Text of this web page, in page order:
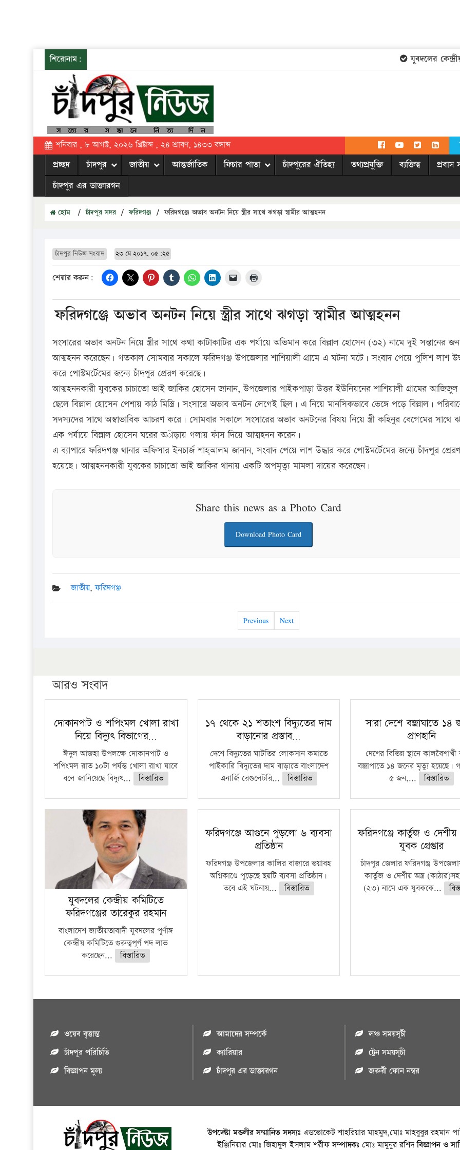
শিরোনাম: যুবদলের কেন্দ্রীয়
শনিবার , ৮ আগস্ট, ২০২৬ খ্রিষ্টাব্দ , ২৪ শ্রাবণ, ১৪৩৩ বঙ্গাব্দ
প্রচ্ছদ চাঁদপুর জাতীয় আন্তর্জাতিক ফিচার পাতা চাঁদপুরের ঐতিহ্য তথ্যপ্রযুক্তি ব্যক্তিত্ব প্রবাস
চাঁদপুর এর ডাক্তারগন
হোম / চাঁদপুর সদর / ফরিদগঞ্জ / ফরিদগঞ্জে অভাব অনটন নিয়ে স্ত্রীর সাথে ঝগড়া স্বামীর আত্মহনন
চাঁদপুর নিউজ সংবাদ ২৩ মে ২০১৭, ০৫:২৫
শেয়ার করুন:
ফরিদগঞ্জে অভাব অনটন নিয়ে স্ত্রীর সাথে ঝগড়া স্বামীর আত্মহনন
সংসারের অভাব অনটন নিয়ে স্ত্রীর সাথে কথা কাটাকাটির এক পর্যায়ে অভিমান করে বিল্লাল হোসেন (৩২) নামে দুই সন্তানের
আত্মহনন করেছেন। গতকাল সোমবার সকালে ফরিদগঞ্জ উপজেলার শাশিয়ালী গ্রামে এ ঘটনা ঘটে। সংবাদ পেয়ে পুলিশ লাশ
করে পোস্টমর্টেমের জন্যে চাঁদপুর প্রেরণ করেছে।
আত্মহননকারী যুবকের চাচাতো ভাই জাকির হোসেন জানান, উপজেলার পাইকপাড়া উত্তর ইউনিয়নের শাশিয়ালী গ্রামের
ছেলে বিল্লাল হোসেন পেশায় কাঠ মিস্ত্রি। সংসারে অভাব অনটন লেগেই ছিল। এ নিয়ে মানসিকভাবে ভেঙ্গে পড়ে বিল্লাল।
সদস্যদের সাথে অস্বাভাবিক আচরণ করে। সোমবার সকালে সংসারের অভাব অনটনের বিষয় নিয়ে স্ত্রী কহিনুর বেগেমের সাথে
এক পর্যায়ে বিল্লাল হোসেন ঘরের অাঁড়ায় গলায় ফাঁস দিয়ে আত্মহনন করেন।
এ ব্যাপারে ফরিদগঞ্জ থানার অফিসার ইনচার্জ শাহ্আলম জানান, সংবাদ পেয়ে লাশ উদ্ধার করে পোস্টমর্টেমের জন্যে চাঁদপুর
হয়েছে। আত্মহননকারী যুবকের চাচাতো ভাই জাকির থানায় একটি অপমৃত্যু মামলা দায়ের করেছেন।
Share this news as a Photo Card
Download Photo Card
জাতীয়,ফরিদগঞ্জ
Previous Next
আরও সংবাদ
দোকানপাট ও শপিংমল খোলা রাখা
নিয়ে বিদ্যুৎ বিভাগের…
ঈদুল আজহা উপলক্ষে দোকানপাট ও
শপিংমল রাত ১০টা পর্যন্ত খোলা রাখা যাবে
বলে জানিয়েছে বিদ্যুৎ...
বিস্তারিত
১৭ থেকে ২১ শতাংশ বিদ্যুতের দাম
বাড়ানোর প্রস্তাব…
দেশে বিদ্যুতের ঘাটতির লোকসান কমাতে
পাইকারি বিদ্যুতের দাম বাড়াতে বাংলাদেশ
এনার্জি রেগুলেটরি...
বিস্তারিত
সারা দেশে বজ্রাঘাতে ১৪
প্রাণহানি
দেশের বিভিন্ন স্থানে
বজ্রাপাতে ১৪ জনের মৃত্যু হয়েছে।
৫ জন,...
বিস্তারিত
যুবদলের কেন্দ্রীয় কমিটিতে
ফরিদগঞ্জের তারেকুর রহমান
বাংলাদেশ জাতীয়তাবাদী যুবদলের পূর্ণাঙ্গ
কেন্দ্রীয় কমিটিতে গুরুত্বপূর্ণ পদ লাভ
করেছেন...
বিস্তারিত
ফরিদগঞ্জে আগুনে পুড়লো ৬ ব্যবসা
প্রতিষ্ঠান
ফরিদগঞ্জ উপজেলার কালির বাজারে ভয়াবহ
অগ্নিকাণ্ডে পুড়েছে ছয়টি ব্যবসা প্রতিষ্ঠান।
তবে এই ঘটনায়...
বিস্তারিত
ফরিদগঞ্জে কার্তুজ ও দেশীয়
যুবক গ্রেপ্তার
চাঁদপুর জেলার ফরিদগঞ্জ
কার্তুজ ও দেশীয় অস্ত্র
(২৩) নামে এক যুবককে...
ওয়েব বৃত্তান্ত
চাঁদপুর পরিচিতি
বিজ্ঞাপন মুল্য
আমাদের সম্পর্কে
ক্যারিয়ার
চাঁদপুর এর ডাক্তারগন
লঞ্চ সময়সূচী
ট্রেন সময়সূচী
জরুরী ফোন নম্বর
উপদেষ্টা মন্ডলীর সম্মানিত সদস্যঃ এডভোকেট শাহরিয়ার মাহমুদ,মোঃ মাহবুবুর রহমান
ইঞ্জিনিয়ার মোঃ জিহাদুল ইসলাম শরীফসম্পাদকঃ মোঃ মামুনুর রশিদবিজ্ঞাপন ও